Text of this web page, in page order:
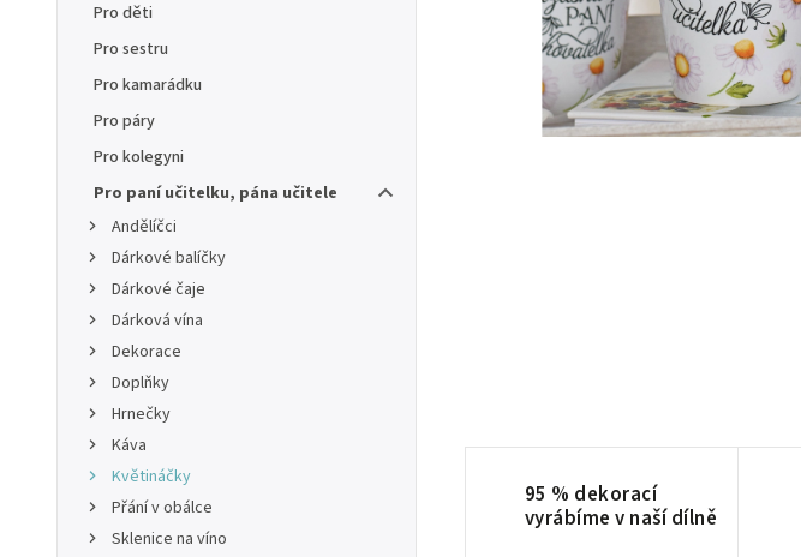
Pro děti
Pro sestru
Pro kamarádku
Pro páry
Pro kolegyni
Pro paní učitelku, pána učitele
Andělíčci
Dárkové balíčky
Dárkové čaje
Dárková vína
Dekorace
Doplňky
Hrnečky
Káva
Květináčky
Přání v obálce
Sklenice na víno
95 % dekorací
vyrábíme v naší dílně